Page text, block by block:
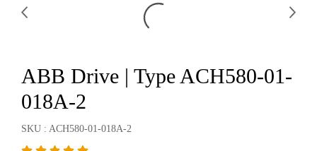
ABB Drive | Type ACH580-01-
018A-2
SKU : ACH580-01-018A-2